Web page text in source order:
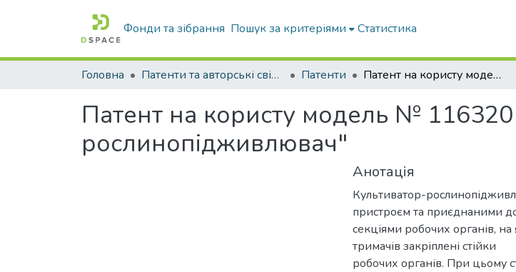
Фонди та зібрання Пошук за критеріями Статистика
Головна Патенти та авторські свідоцтва Патенти Патент на користу модель № 116320 "Культиватор-рослинопідживлювач"
Патент на користу модель №
рослинопідживлювач"
Анотація
Культиватор-
пристроєм та приєднаними
секціями робочих органів,
тримачів закріплені стійки
робочих органів. При цьому